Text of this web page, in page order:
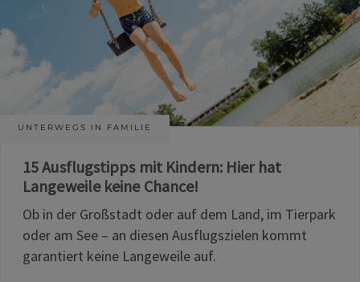
UNTERWEGS IN FAMILIE
15 Ausflugstipps mit Kindern: Hier hat
Langeweile keine Chance!
Ob in der Großstadt oder auf dem Land, im Tierpark
oder am See – an diesen Ausflugszielen kommt
garantiert keine Langeweile auf.